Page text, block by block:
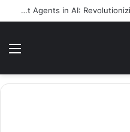
Intelligent Agents in AI: Revolutionizing Technology and Business